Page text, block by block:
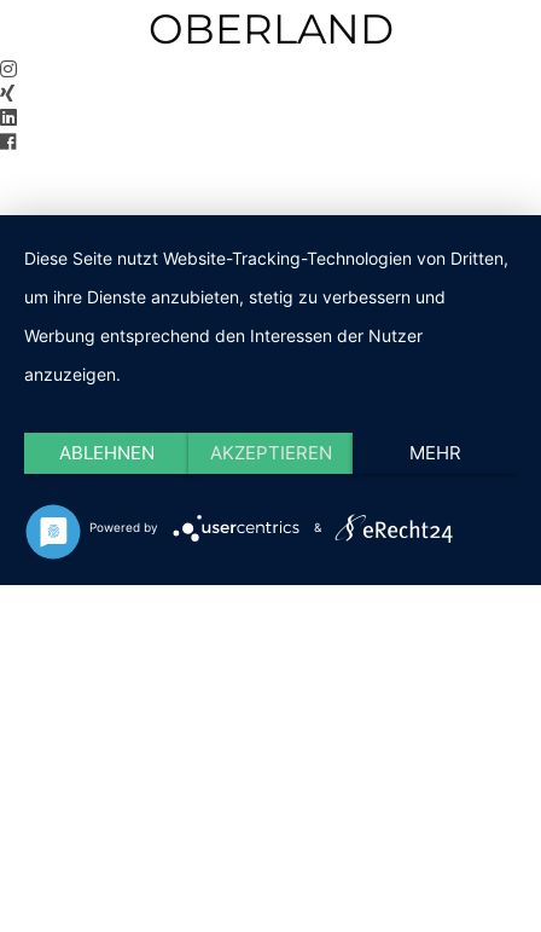
OBERLAND
Diese Seite nutzt Website-Tracking-Technologien von Dritten,
um ihre Dienste anzubieten, stetig zu verbessern und
Werbung entsprechend den Interessen der Nutzer
anzuzeigen.
ABLEHNEN AKZEPTIEREN MEHR
Powered by &